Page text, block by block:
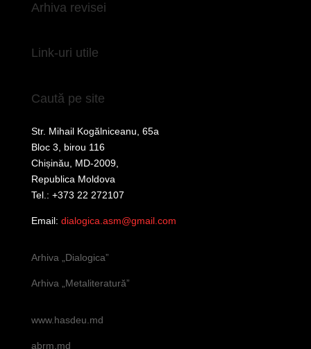
Arhiva revisei
Link-uri utile
Caută pe site
Str. Mihail Kogălniceanu, 65a
Bloc 3, birou 116
Chișinău, MD-2009,
Republica Moldova
Tel.: +373 22 272107
Email: dialogica.asm@gmail.com
Arhiva „Dialogica”
Arhiva „Metaliteratură”
www.hasdeu.md
abrm.md